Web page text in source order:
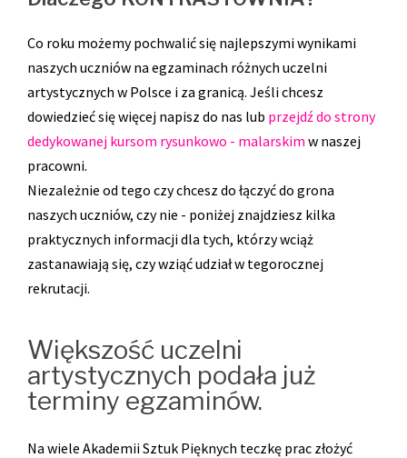
Co roku możemy pochwalić się najlepszymi wynikami
naszych uczniów na egzaminach różnych uczelni
artystycznych w Polsce i za granicą. Jeśli chcesz
dowiedzieć się więcej napisz do nas lub przejdź do strony
dedykowanej kursom rysunkowo - malarskim w naszej
pracowni.
Niezależnie od tego czy chcesz do łączyć do grona
naszych uczniów, czy nie - poniżej znajdziesz kilka
praktycznych informacji dla tych, którzy wciąż
zastanawiają się, czy wziąć udział w tegorocznej
rekrutacji.
Większość uczelni
artystycznych podała już
terminy egzaminów.
Na wiele Akademii Sztuk Pięknych teczkę prac złożyć